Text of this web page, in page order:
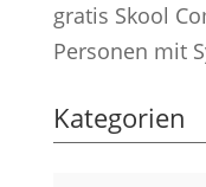
gratis Skool
Personen mit
Kategorien